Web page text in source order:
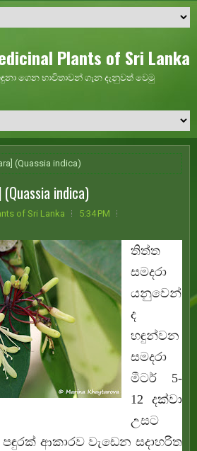
Plants of Sri Lanka
ගෙන භාවිතාවන් ගැන දැනුවත් වෙමු
(Quassia indica)
indica)
of Sri Lanka
5:34 PM
තිත්ත
සමදරා
යනුවෙන්
ද
හඳුන්වන
සමදරා
මීටර් 5-
12 දක්වා
උසට
ආකාරව වැඩෙන සදාහරිත